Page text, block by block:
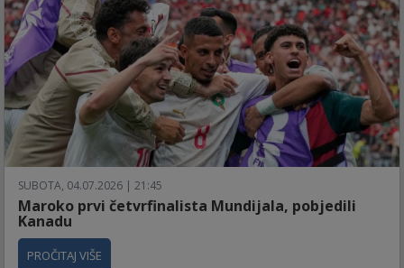
SUBOTA, 04.07.2026 | 21:45
Maroko prvi četvrfinalista Mundijala, pobjedili
Kanadu
PROČITAJ VIŠE